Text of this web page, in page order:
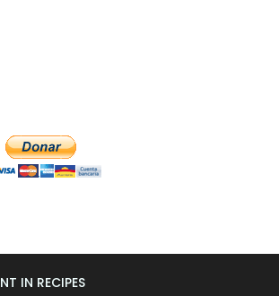
IN RECIPES